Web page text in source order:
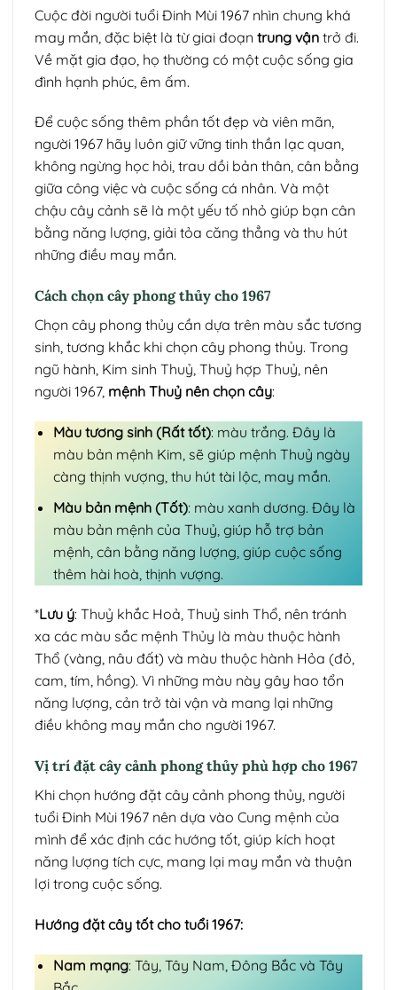
Cuộc đời người tuổi Đinh Mùi 1967 nhìn chung khá
may mắn, đặc biệt là từ giai đoạn trung vận trở đi.
Về mặt gia đạo, họ thường có một cuộc sống gia
đình hạnh phúc, êm ấm.
Để cuộc sống thêm phần tốt đẹp và viên mãn,
người 1967 hãy luôn giữ vững tinh thần lạc quan,
không ngừng học hỏi, trau dồi bản thân, cân bằng
giữa công việc và cuộc sống cá nhân. Và một
chậu cây cảnh sẽ là một yếu tố nhỏ giúp bạn cân
bằng năng lượng, giải tỏa căng thẳng và thu hút
những điều may mắn.
Cách chọn cây phong thủy cho 1967
Chọn cây phong thủy cần dựa trên màu sắc tương
sinh, tương khắc khi chọn cây phong thủy. Trong
ngũ hành, Kim sinh Thuỷ, Thuỷ hợp Thuỷ, nên
người 1967, mệnh Thuỷ nên chọn cây:
Màu tương sinh (Rất tốt): màu trắng. Đây là
màu bản mệnh Kim, sẽ giúp mệnh Thuỷ ngày
càng thịnh vượng, thu hút tài lộc, may mắn.
Màu bản mệnh (Tốt): màu xanh dương. Đây là
màu bản mệnh của Thuỷ, giúp hỗ trợ bản
mệnh, cân bằng năng lượng, giúp cuộc sống
thêm hài hoà, thịnh vượng.
*Lưu ý: Thuỷ khắc Hoả, Thuỷ sinh Thổ, nên tránh
xa các màu sắc mệnh Thủy là màu thuộc hành
Thổ (vàng, nâu đất) và màu thuộc hành Hỏa (đỏ,
cam, tím, hồng). Vì những màu này gây hao tổn
năng lượng, cản trở tài vận và mang lại những
điều không may mắn cho người 1967.
Vị trí đặt cây cảnh phong thủy phù hợp cho 1967
Khi chọn hướng đặt cây cảnh phong thủy, người
tuổi Đinh Mùi 1967 nên dựa vào Cung mệnh của
mình để xác định các hướng tốt, giúp kích hoạt
năng lượng tích cực, mang lại may mắn và thuận
lợi trong cuộc sống.
Hướng đặt cây tốt cho tuổi 1967:
Nam mạng: Tây, Tây Nam, Đông Bắc và Tây